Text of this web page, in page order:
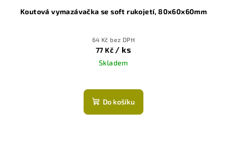
Koutová vymazávačka se soft rukojetí, 80x60x60mm
64 Kč bez DPH
77 Kč / ks
Skladem
Do košíku